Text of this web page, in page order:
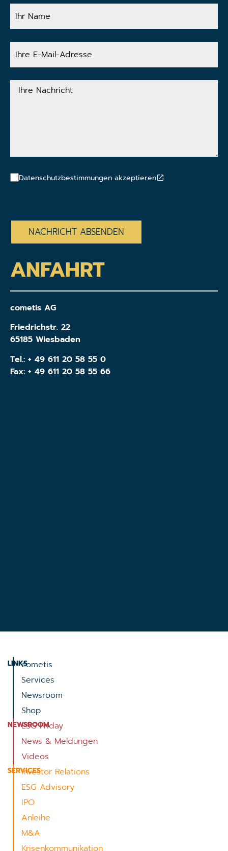
Ihr
Name
Ihre
E-
Adresse
Ihre
Nachricht
Datenschutzbestimmungen akzeptieren
ANFAHRT
cometis AG
Friedrichstr. 22
65185 Wiesbaden
Tel.: + 49 611 20 58 55 0
Fax: + 49 611 20 58 55 66
LINKScometis
Services
Newsroom
Shop
NEWSROOM
ESG Friday
News & Meldungen
Videos
SERVICES
Investor Relations
ESG Advisory
IPO
Anleihe
M&A
Krisenkommunikation